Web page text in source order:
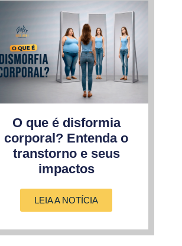
O que é disformia
corporal? Entenda o
transtorno e seus
impactos
LEIA A NOTÍCIA